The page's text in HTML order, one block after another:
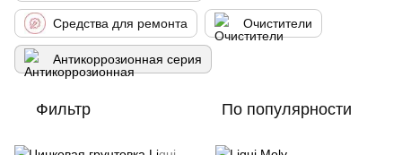
Средства для ремонта Очистители
Антикоррозионная серия
Фильтр По популярности